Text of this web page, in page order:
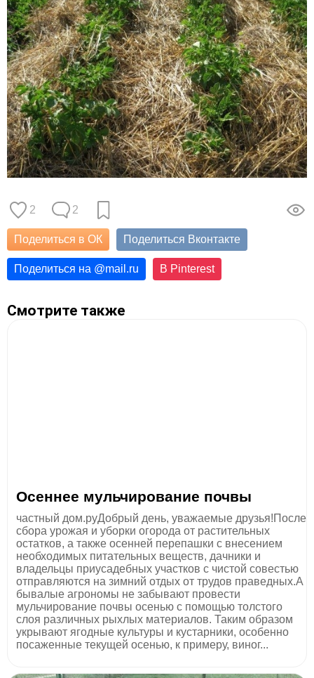
2 2
Поделиться в ОК Поделиться Вконтакте
Поделиться на @mail.ru В Pinterest
Смотрите также
Осеннее мульчирование почвы
частный дом.руДобрый день, уважаемые друзья!После
сбора урожая и уборки огорода от растительных
остатков, а также осенней перепашки с внесением
необходимых питательных веществ, дачники и
владельцы приусадебных участков с чистой совестью
отправляются на зимний отдых от трудов праведных.А
бывалые агрономы не забывают провести
мульчирование почвы осенью с помощью толстого
слоя различных рыхлых материалов. Таким образом
укрывают ягодные культуры и кустарники, особенно
посаженные текущей осенью, к примеру, виног...